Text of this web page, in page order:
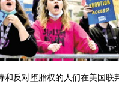
反对堕胎权的人们在美国联